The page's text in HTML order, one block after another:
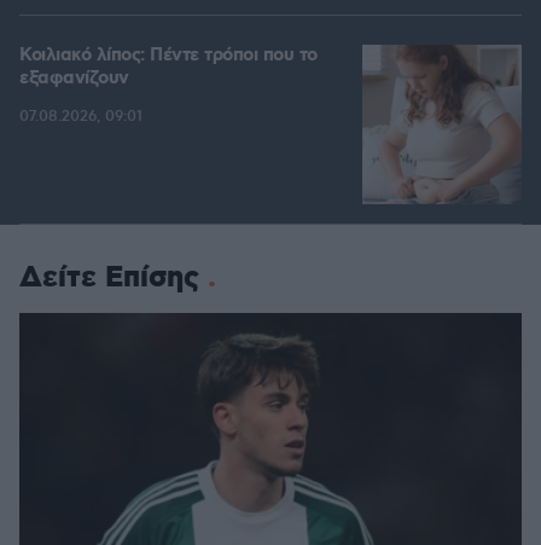
Κοιλιακό λίπος: Πέντε τρόποι που το
εξαφανίζουν
07.08.2026, 09:01
Δείτε Επίσης